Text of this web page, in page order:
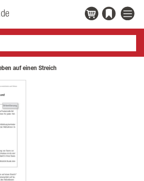
auf einen Streich